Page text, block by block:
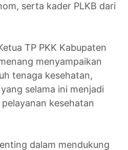
serta kader PLKB dari
TP PKK Kabupaten
menyampaikan
tenaga kesehatan,
selama ini menjadi
kesehatan
dalam mendukung